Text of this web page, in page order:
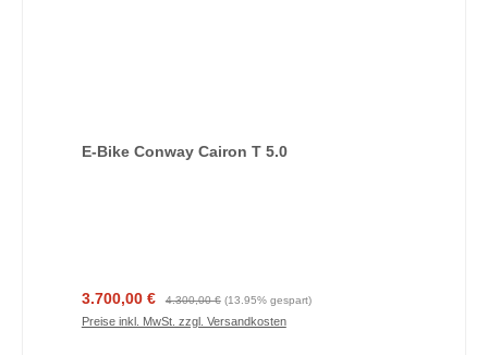
E-Bike Conway Cairon T 5.0
Verkaufspreis:
3.700,00 € Regulärer Preis:
4.300,00 € (13.95% gespart)
Preise inkl. MwSt. zzgl. Versandkosten